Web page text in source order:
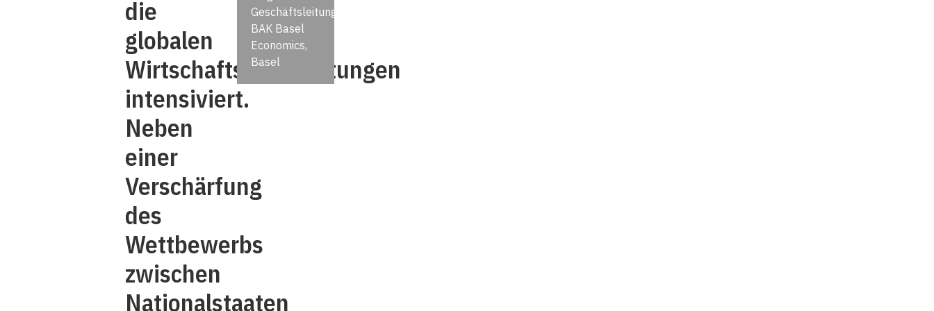
die
globalen
Wirtschaftsverflechtungen
intensiviert.
Neben
einer
Verschärfung
des
Wettbewerbs
zwischen
Nationalstaaten
Geschäftsleitung,
BAK Basel
Economics,
Basel